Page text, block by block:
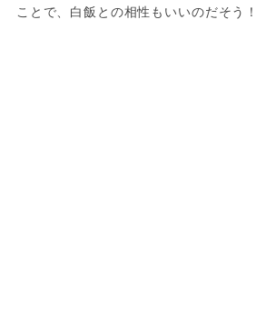
ことで、白飯との相性もいいのだそう！